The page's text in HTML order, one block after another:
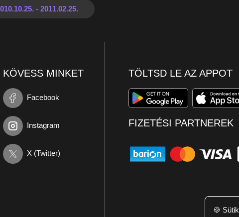
KÖVESS MINKET
Facebook
Instagram
X (Twitter)
TÖLTSD LE AZ APPOT
FIZETÉSI PARTNEREK
🍪 Sütik